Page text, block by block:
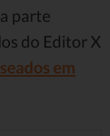
parte
do Editor X
em